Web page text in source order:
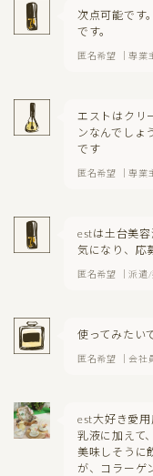
次点可能です
です。
匿名希望 ｜専業
エストはクリ
ンなんでしょ
です
匿名希望 ｜専業
estは土台美
気になり、応
匿名希望 ｜派遣/
使ってみたい
匿名希望 ｜会社
est大好き愛
乳液に加えて
美味しそうに
が、コラーゲ